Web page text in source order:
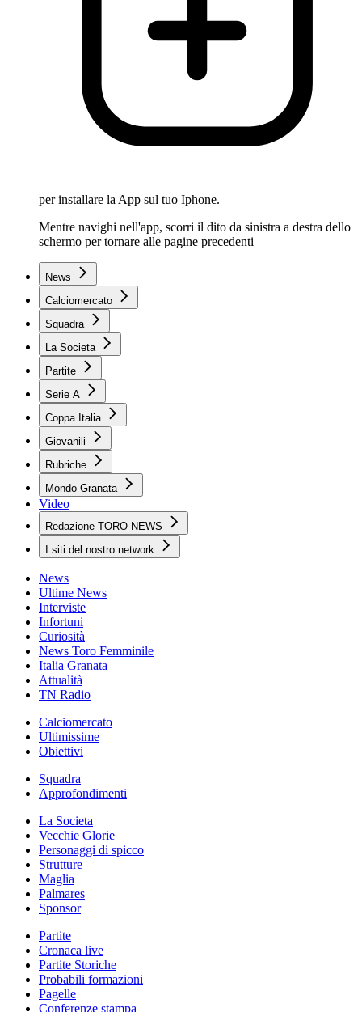
per installare la App sul tuo Iphone.
Mentre navighi nell'app, scorri il dito da sinistra a destra dello
schermo per tornare alle pagine precedenti
News
Calciomercato
Squadra
La Societa
Partite
Serie A
Coppa Italia
Giovanili
Rubriche
Mondo Granata
Video
Redazione TORO NEWS
I siti del nostro network
News
Ultime News
Interviste
Infortuni
Curiosità
News Toro Femminile
Italia Granata
Attualità
TN Radio
Calciomercato
Ultimissime
Obiettivi
Squadra
Approfondimenti
La Societa
Vecchie Glorie
Personaggi di spicco
Strutture
Maglia
Palmares
Sponsor
Partite
Cronaca live
Partite Storiche
Probabili formazioni
Pagelle
Conferenze stampa